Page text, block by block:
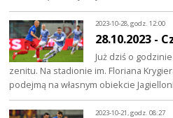
2023-10-28, godz. 12:00
28.10.2023 -
Już dziś o
zenitu. Na stadionie im. Floriana
podejmą na własnym obiekcie
2023-10-21, godz. 08:27